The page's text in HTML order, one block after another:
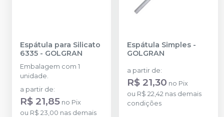
Espátula para Silicato
6335 - GOLGRAN
Embalagem com 1
unidade.
a partir de:
R$ 21,85 no Pix
ou R$ 23,00 nas demais
Espátula Simples -
GOLGRAN
a partir de:
R$ 21,30 no Pix
ou R$ 22,42 nas demais
condições